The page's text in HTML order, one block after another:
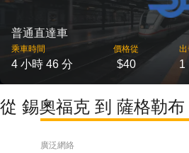
普通直達車
乘車時間
4 小時 46 分
價格從
$40 1
從 錫奧福克 到 薩格勒
廣泛網絡